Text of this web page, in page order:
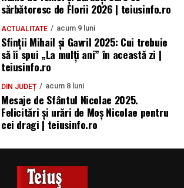
sărbătoresc de Florii 2026 | teiusinfo.ro
ACTUALITATE acum 9 luni
Sfinții Mihail și Gavril 2025: Cui trebuie
să îi spui „La mulţi ani” în această zi |
teiusinfo.ro
DIN JUDEȚ acum 8 luni
Mesaje de Sfântul Nicolae 2025.
Felicitări și urări de Moș Nicolae pentru
cei dragi | teiusinfo.ro